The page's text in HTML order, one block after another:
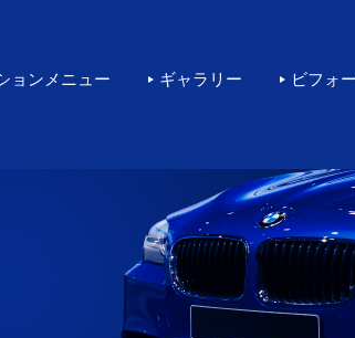
ョンメニュー ギャラリー ビフォ
カーコーティ